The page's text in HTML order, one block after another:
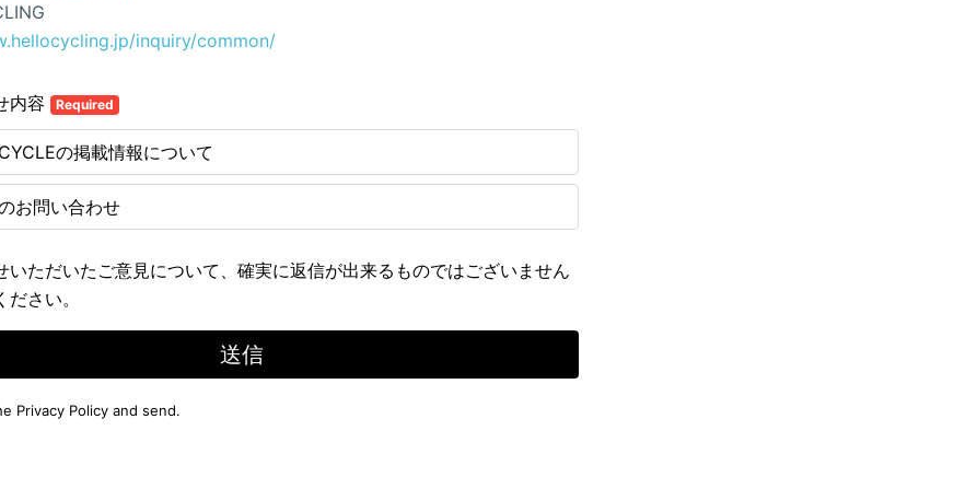
inquiry/common/
内容 Required
の掲載情報について
お問い合わせ
いただいたご意見について、確実に返信が出来るものではございません
さい。
送信
Privacy Policy and send.